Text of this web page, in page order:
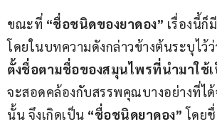
ขณะที่ “ชื่อชนิดของยาดอง” เรื่องนี้ก็
โดยในบทความดังกล่าวข้างต้นระบุไว้
ตั้งชื่อตามชื่อของสมุนไพรที่นำมาใช้
จะสอดคล้องกับสรรพคุณบางอย่างที่ไ
นั้น จึงเกิดเป็น “ชื่อชนิดยาดอง” โดย